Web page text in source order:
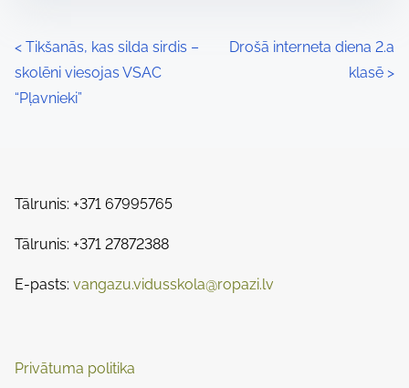
t
h
i
s
o
t
e
e
P
o
s
n
a
g
< Tikšanās, kas silda sirdis –
skolēni viesojas VSAC
“Pļavnieki”
Drošā interneta diena 2.a
klasē >
Tālrunis: +371 67995765
Tālrunis: +371 27872388
E-pasts: vangazu.vidusskola@ropazi.lv
Privātuma politika